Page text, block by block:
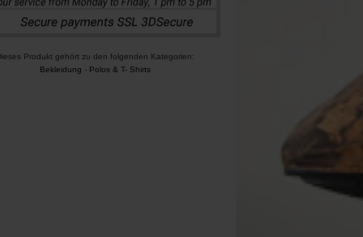
Produkt gehört zu den folgenden Kategorien:
Bekleidung - Polos & T- Shirts